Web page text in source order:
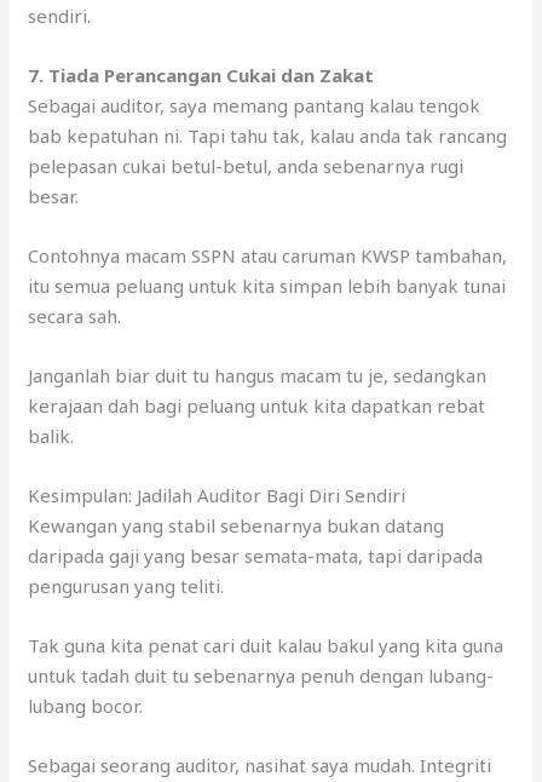
sendiri.
7. Tiada Perancangan Cukai dan Zakat
Sebagai auditor, saya memang pantang kalau tengok
bab kepatuhan ni. Tapi tahu tak, kalau anda tak rancang
pelepasan cukai betul-betul, anda sebenarnya rugi
besar.
Contohnya macam SSPN atau caruman KWSP tambahan,
itu semua peluang untuk kita simpan lebih banyak tunai
secara sah.
Janganlah biar duit tu hangus macam tu je, sedangkan
kerajaan dah bagi peluang untuk kita dapatkan rebat
balik.
Kesimpulan: Jadilah Auditor Bagi Diri Sendiri
Kewangan yang stabil sebenarnya bukan datang
daripada gaji yang besar semata-mata, tapi daripada
pengurusan yang teliti.
Tak guna kita penat cari duit kalau bakul yang kita guna
untuk tadah duit tu sebenarnya penuh dengan lubang-
lubang bocor.
Sebagai seorang auditor, nasihat saya mudah. Integriti